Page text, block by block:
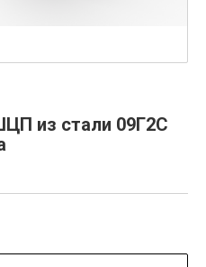
из стали 09Г2С